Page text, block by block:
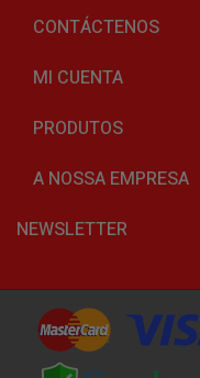
CONTÁCTENOS
MI CUENTA
PRODUTOS
A NOSSA EMPRESA
NEWSLETTER